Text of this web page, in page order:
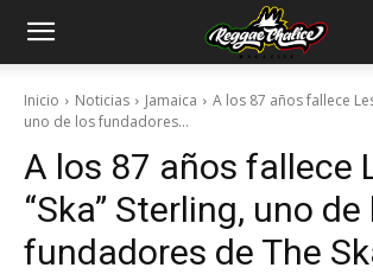
Inicio Noticias Jamaica
A los 87 años fallece
uno de los fundadores...
A los 87 años fallece
“Ska” Sterling, uno de
fundadores de The